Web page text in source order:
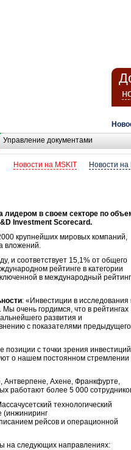
Новости:
Управление документами
Новости на
Новости на MSKIT
лидером в своем секторе по
Investment Scorecard.
крупнейших мировых компаний,
вложений.
и соответствует 15,1% от общего
рейтинге в категории
в международный рейтинг
: «Инвестиции в исследования
очень гордимся, что в рейтингах
развития и
с показателями предыдущего
с точки зрения
о нашем постоянном стремлении
Антверпене, Ахене, Франкфурте,
работают более 5 000
технологический
(инжиниринг
рейсов и операционной
на следующих направлениях: